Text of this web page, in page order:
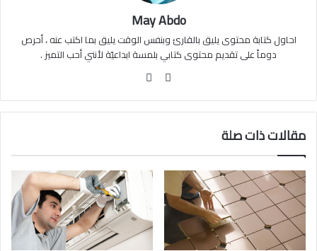
May Abdo
احاول كتابة محتوى يليق بالقارئ وبنفس الوقت يليق بما اكتب عنه ، أحرص
دوماً على تقديم محتوى كتابي بلمسة ابداعيّة لأنني أحب التميز .
موقع
مقالات ذات صلة